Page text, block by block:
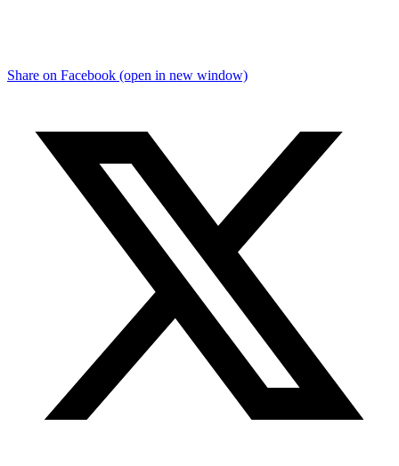
Share on Facebook (open in new window)